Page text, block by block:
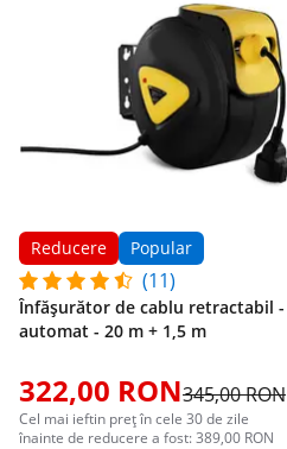
Reducere Popular
(11)
Înfășurător de cablu retractabil -
automat - 20 m + 1,5 m
322,00 RON345,00 RON
Cel mai ieftin preț în cele 30 de zile
înainte de reducere a fost: 389,00 RON